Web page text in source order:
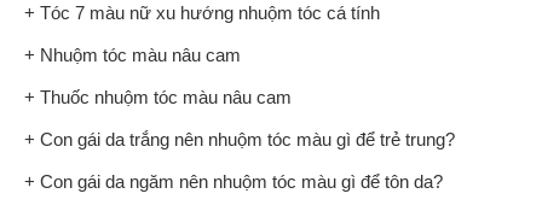
+ Tóc 7 màu nữ xu hướng nhuộm tóc cá tính
+ Nhuộm tóc màu nâu cam
+ Thuốc nhuộm tóc màu nâu cam
+ Con gái da trắng nên nhuộm tóc màu gì để trẻ trung?
+ Con gái da ngăm nên nhuộm tóc màu gì để tôn da?